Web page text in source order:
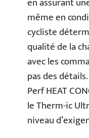
même en
cycliste
qualité de la
avec les
pas des
Perf HEAT
le Therm-ic
niveau